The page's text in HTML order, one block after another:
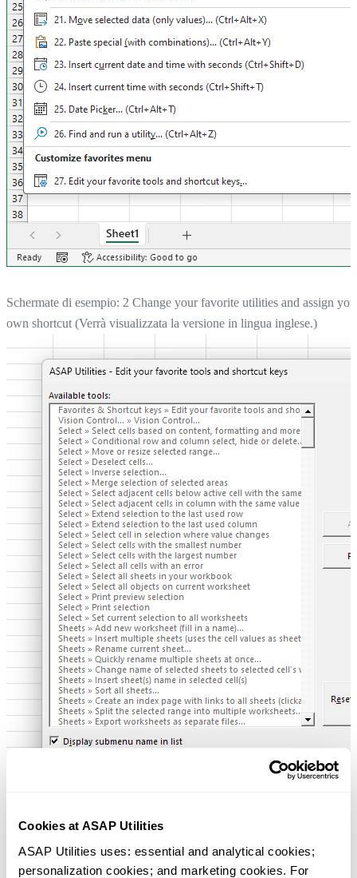
Cookies at ASAP Utilities
ASAP Utilities uses: essential and analytical cookies;
personalization cookies; and marketing cookies. For
Schermate di esempio: 2 Change your favorite utilities and assign
own shortcut (Verrà visualizzata la versione in lingua inglese.)